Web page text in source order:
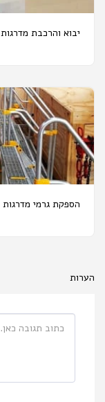
יבוא והרכבת
הספקת גרמי
הערות